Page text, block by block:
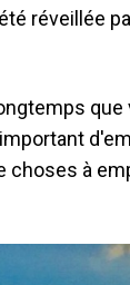
réveillée
que
choses à